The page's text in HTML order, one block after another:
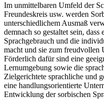
Im unmittelbaren Umfeld der
Freundeskreis usw. werden
unterschiedlichem Ausmaß
demnach so gestaltet sein, dass
Sprachgebrauch und die
macht und sie zum freudvollen
Förderlich dafür sind eine
Lernumgebung sowie die
Zielgerichtete sprachliche und
eine handlungsorientierte
Entwicklung der sorbischen